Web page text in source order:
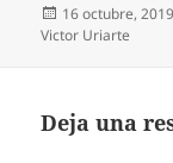
Publicado
el
16 octubre, 2019
Victor Uriarte
Deja una